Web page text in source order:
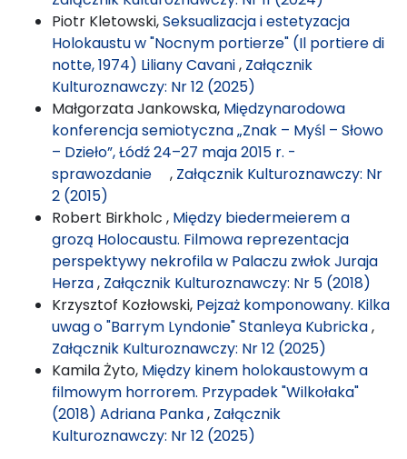
Piotr Kletowski,Seksualizacja i estetyzacja
Holokaustu w "Nocnym portierze" (Il portiere di
notte, 1974) Liliany Cavani, Załącznik
Kulturoznawczy: Nr 12 (2025)
Małgorzata Jankowska, Międzynarodowa
konferencja semiotyczna „Znak – Myśl – Słowo
– Dzieło”, Łódź 24–27 maja 2015 r. -
sprawozdanie , Załącznik Kulturoznawczy: Nr
2 (2015)
Robert Birkholc , Między biedermeierem a
grozą Holocaustu. Filmowa reprezentacja
perspektywy nekrofila w Palaczu zwłok Juraja
Herza, Załącznik Kulturoznawczy: Nr 5 (2018)
Krzysztof Kozłowski, Pejzaż komponowany. Kilka
uwag o "Barrym Lyndonie" Stanleya Kubricka,
Załącznik Kulturoznawczy: Nr 12 (2025)
Kamila Żyto, Między kinem holokaustowym a
filmowym horrorem. Przypadek "Wilkołaka"
(2018) Adriana Panka, Załącznik
Kulturoznawczy: Nr 12 (2025)